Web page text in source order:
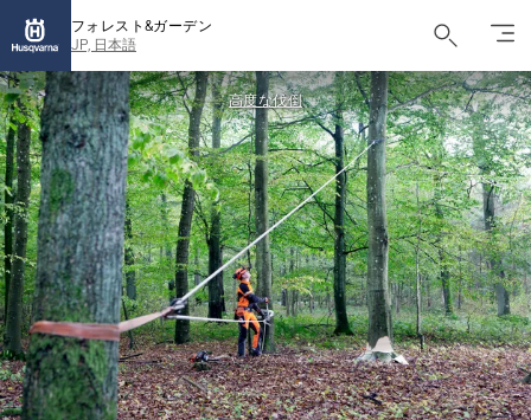
フォレスト&ガーデン
JP, 日本語
高度な伐倒